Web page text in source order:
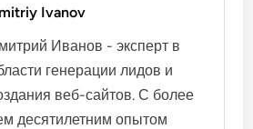
Ivanov
Иванов - эксперт в
генерации лидов и
веб-сайтов. С более
десятилетним опытом